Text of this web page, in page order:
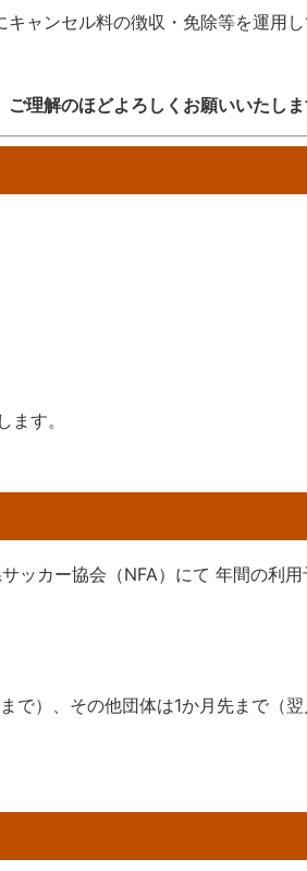
ャンセル料の徴収・免除等を運用
理解のほどよろしくお願いいたし
す。
ッカー協会（NFA）にて 年間の利
で）、その他団体は1か月先まで（